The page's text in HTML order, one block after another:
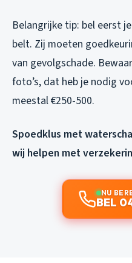
Belangrijke tip: bel eerst
belt. Zij moeten
van gevolgschade.
foto’s, dat heb je nodig
meestal €250-500.
Spoedklus met
wij helpen met
NU
BEL